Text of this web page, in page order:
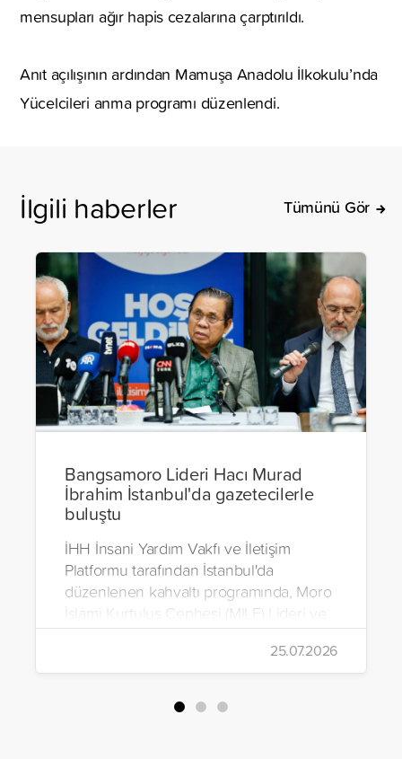
mensupları ağır hapis cezalarına çarptırıldı.
Anıt açılışının ardından Mamuşa Anadolu İlkokulu’nda
Yücelcileri anma programı düzenlendi.
İlgili haberler Tümünü Gör
Bangsamoro Lideri Hacı Murad
İbrahim İstanbul'da gazetecilerle
buluştu
İHH İnsani Yardım Vakfı ve İletişim
Platformu tarafından İstanbul'da
düzenlenen kahvaltı programında, Moro
İslami Kurtuluş Cephesi (MILF) Lideri ve
Bangsamoro Özerk Bölgesi Kurucu
Başbakanı Hacı Murad İbrahim, medya
mensuplarıyla bir araya geldi.
25.07.2026